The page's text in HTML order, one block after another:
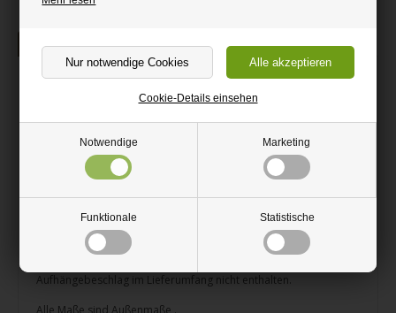
Notwendige Marketing
Funktionale Statistische
Cookie-Details einsehen
Beschreibung
Holzkiste Kiefersperrholz 15mm
festen Boden. Die Seiten sind geleimt und mit sehr kleinen
Nägeln montiert. Wenn Sie es wünschen, kann die Kiste bemalt
werden oder Sie belassen sie unbehandelt und genießen die
Sie können wirklich schöne Regalsysteme in verschiedenen
Größen und Abmessungen mit Sperrholzkisten machen. Nur die
Fantasie setzt Grenzen.
Aufhängebeschlag im Lieferumfang nicht enthalten.
Alle Maße sind Außenmaße .